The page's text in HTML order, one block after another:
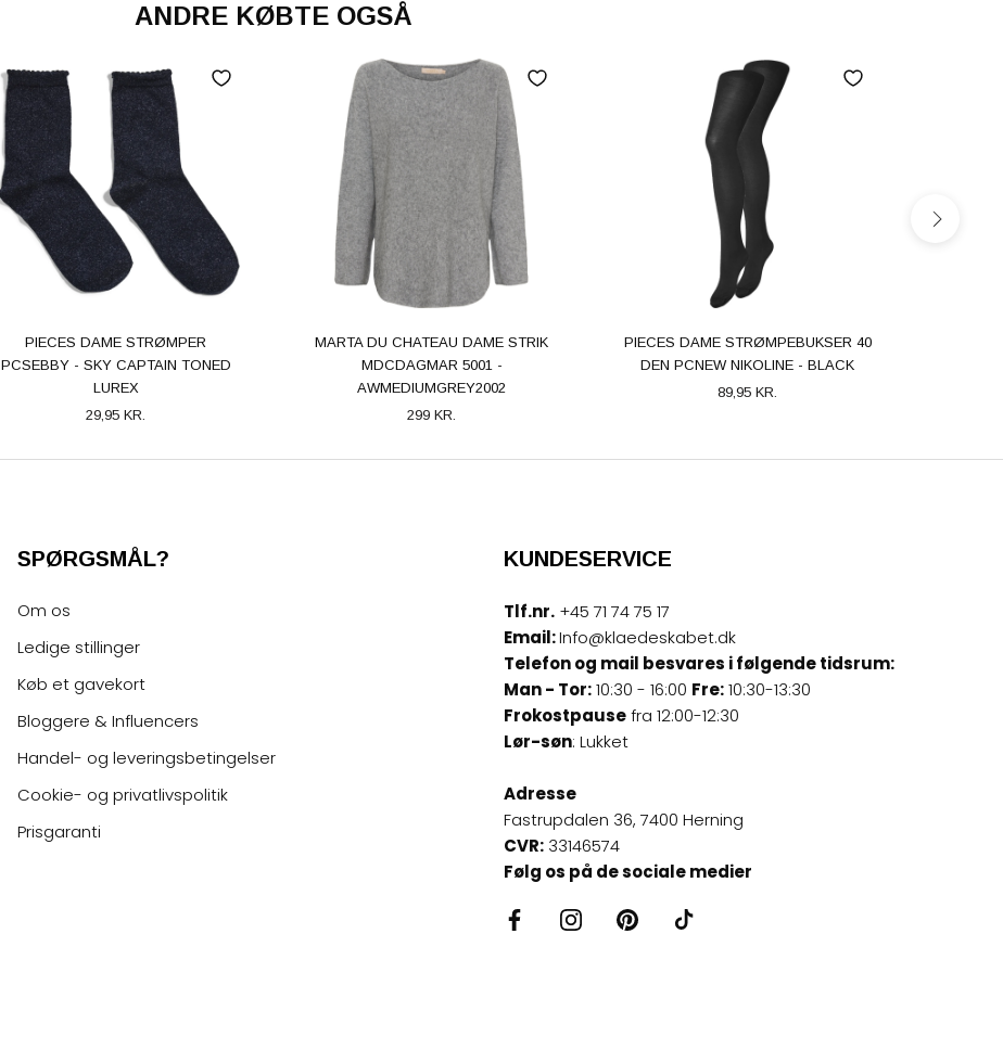
ANDRE KØBTE OGSÅ
PIECES DAME STRØMPER
PCSEBBY - SKY CAPTAIN TONED
LUREX
29,95 KR.
MARTA DU CHATEAU DAME STRIK
MDCDAGMAR 5001 -
AWMEDIUMGREY2002
299 KR.
PIECES DAME STRØMPEBUKSER 40
DEN PCNEW NIKOLINE - BLACK
89,95 KR.
SPØRGSMÅL?
Om os
Ledige stillinger
Køb et gavekort
Bloggere & Influencers
Handel- og leveringsbetingelser
Cookie- og privatlivspolitik
Prisgaranti
KUNDESERVICE
Tlf.nr. +45 71 74 75 17
Email:Info@klaedeskabet.dk
Telefon og mail besvares i følgende tidsrum:
Man - Tor:10:30 - 16:00 Fre:10:30-13:30
Frokostpausefra 12:00-12:30
Lør-søn: Lukket
Adresse
Fastrupdalen 36, 7400 Herning
CVR: 33146574
Følg os på de sociale medier